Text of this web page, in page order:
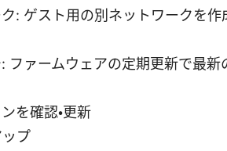
: ゲスト用の別ネットワークを作
ファームウェアの定期更新で最新
を確認・更新
プ